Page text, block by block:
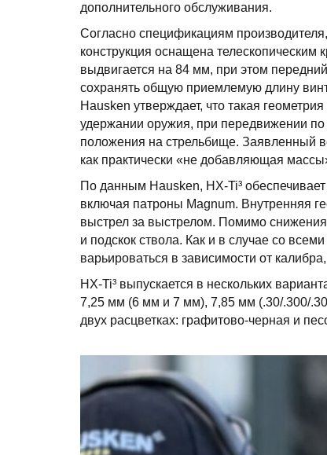
дополнительного обслуживания.
Согласно спецификациям
конструкция оснащена телескопическим
выдвигается на 84 мм, при этом
сохранять общую приемлемую длину
Hausken утверждает, что такая
удержании оружия, при передвижении по
положения на стрельбище. Заявленный
как практически «не добавляющая
По данным Hausken, HX-Ti³
включая патроны Magnum. Внутренняя
выстрел за выстрелом. Помимо снижения
и подскок ствола. Как и в случае со
варьироваться в зависимости от
HX-Ti³ выпускается в нескольких
7,25 мм (6 мм и 7 мм), 7,85 мм (.30/.300/
двух расцветках: графитово-черная и